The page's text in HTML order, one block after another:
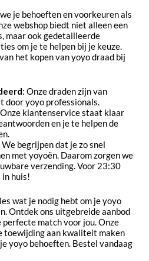
je behoeften en voorkeuren als
webshop biedt niet alleen een
maar ook gedetailleerde
om je te helpen bij je keuze.
het kopen van yoyo draad bij
: Onze draden zijn van
door yoyo professionals.
klantenservice staat klaar
en je te helpen de
We begrijpen dat je zo snel
met yoyoën. Daarom zorgen we
verzending. Voor 23:30
in huis!
wat je nodig hebt om je yoyo
Ontdek ons uitgebreide aanbod
perfecte match voor jou. Onze
toewijding aan kwaliteit maken
yoyo behoeften. Bestel vandaag